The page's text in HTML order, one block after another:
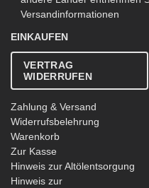
Versandinformationen
EINKAUFEN
VERTRAG
WIDERRUFEN
Zahlung & Versand
Widerrufsbelehrung
Warenkorb
Zur Kasse
Hinweis zur Altölentsorgung
Hinweis zur